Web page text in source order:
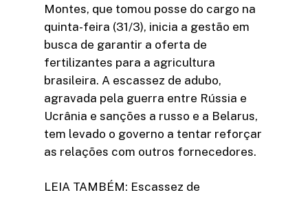
Montes, que tomou posse do cargo na
quinta-feira (31/3), inicia a gestão em
busca de garantir a oferta de
fertilizantes para a agricultura
brasileira. A escassez de adubo,
agravada pela guerra entre Rússia e
Ucrânia e sanções a russo e a Belarus,
tem levado o governo a tentar reforçar
as relações com outros fornecedores.
LEIA TAMBÉM: Escassez de